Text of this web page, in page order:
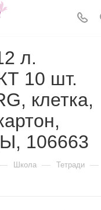
л.
10 шт.
клетка,
106663
Школа — Тетради —